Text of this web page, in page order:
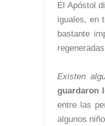
El Apóstol
iguales, en
bastante
Existen
guardaron
entre las
algunos